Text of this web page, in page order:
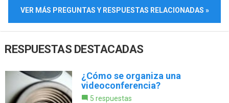
VER MÁS PREGUNTAS Y RESPUESTAS RELACIONADAS »
RESPUESTAS DESTACADAS
¿Cómo se organiza una
videoconferencia?
5 respuestas